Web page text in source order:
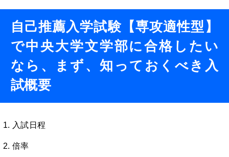
自己推薦入学試験【専攻適性型】
で中央大学文学部に合格したい
なら、まず、知っておくべき入
試概要
入試日程
倍率